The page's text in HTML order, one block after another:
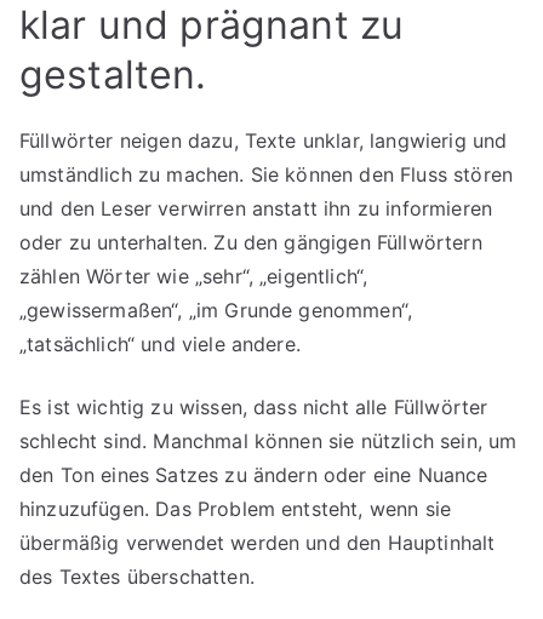
klar und prägnant zu
gestalten.
Füllwörter neigen dazu, Texte unklar, langwierig und
umständlich zu machen. Sie können den Fluss stören
und den Leser verwirren anstatt ihn zu informieren
oder zu unterhalten. Zu den gängigen Füllwörtern
zählen Wörter wie „sehr“, „eigentlich“,
„gewissermaßen“, „im Grunde genommen“,
„tatsächlich“ und viele andere.
Es ist wichtig zu wissen, dass nicht alle Füllwörter
schlecht sind. Manchmal können sie nützlich sein, um
den Ton eines Satzes zu ändern oder eine Nuance
hinzuzufügen. Das Problem entsteht, wenn sie
übermäßig verwendet werden und den Hauptinhalt
des Textes überschatten.